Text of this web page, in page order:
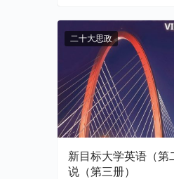
二十大思政
新目标大学英语（第
说（第三册）